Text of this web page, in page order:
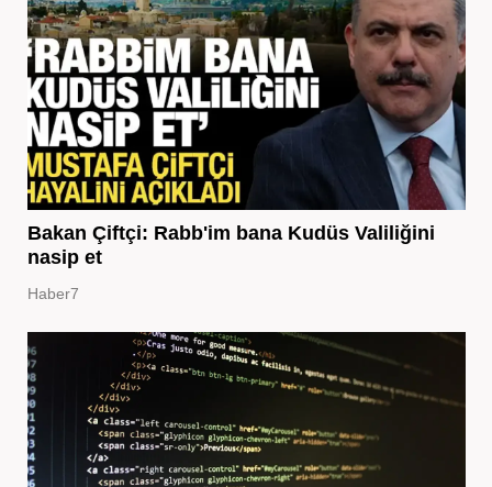
Bakan Çiftçi: Rabb'im bana Kudüs Valiliğini
nasip et
Haber7